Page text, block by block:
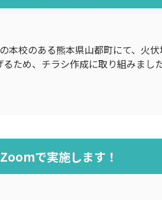
本校のある熊本県山都町にて、火
ため、チラシ作成に取り組みまし
で実施します！